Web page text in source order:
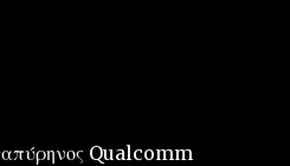
Qualcomm